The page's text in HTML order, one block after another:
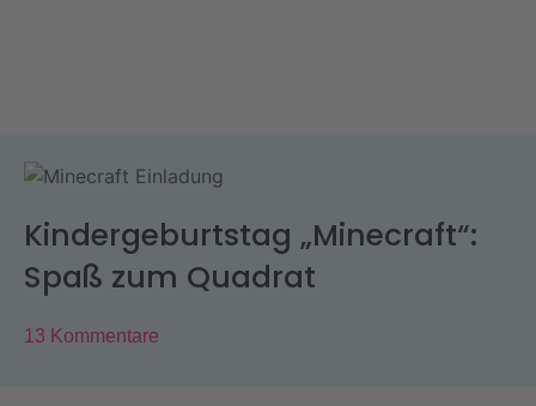
Kindergeburtstag „Minecraft“:
Spaß zum Quadrat
13 Kommentare